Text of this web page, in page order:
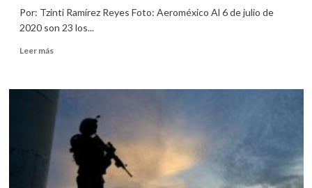
Por: Tzinti Ramírez Reyes Foto: Aeroméxico Al 6 de julio de
2020 son 23 los...
Leer másLeer
El
China-
México
diplomacia